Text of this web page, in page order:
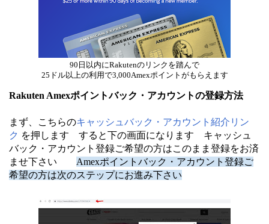
90日以内にRakutenのリンクを踏んで
25ドル以上の利用で3,000Amexポイントがもらえます
Rakuten Amexポイントバック・アカウントの登録方法
まず、こちらのキャッシュバック・アカウント紹介リン
ク を押します すると下の画面になります キャッシュ
バック・アカウント登録ご希望の方はこのまま登録をお済
ませ下さい Amexポイントバック・アカウント登録ご
希望の方は次のステップにお進み下さい